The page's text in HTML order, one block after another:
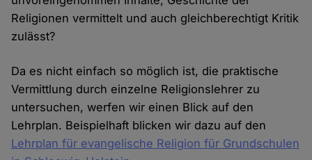
Religionen vermittelt und auch gleichberechtigt Kritik
zulässt?
Da es nicht einfach so möglich ist, die praktische
Vermittlung durch einzelne Religionslehrer zu
untersuchen, werfen wir einen Blick auf den
Lehrplan. Beispielhaft blicken wir dazu auf den
Lehrplan für evangelische Religion für Grundschulen